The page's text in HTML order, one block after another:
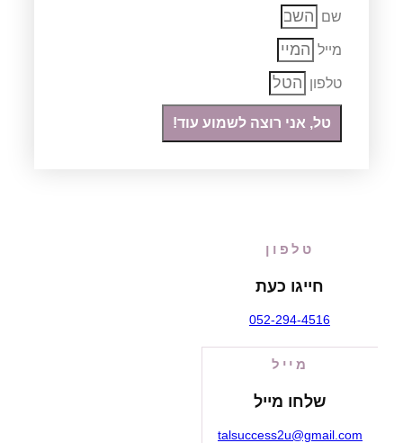
שם
מייל
טלפון
טל, אני רוצה לשמוע עוד!
טלפון
חייגו כעת
052-294-4516
מייל
שלחו מייל
talsuccess2u@gmail.com